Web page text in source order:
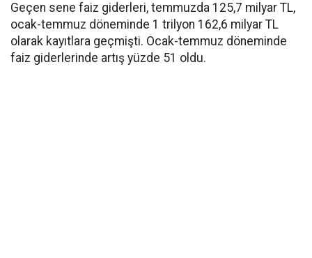
Geçen sene faiz giderleri, temmuzda 125,7 milyar TL,
ocak-temmuz döneminde 1 trilyon 162,6 milyar TL
olarak kayıtlara geçmişti. Ocak-temmuz döneminde
faiz giderlerinde artış yüzde 51 oldu.